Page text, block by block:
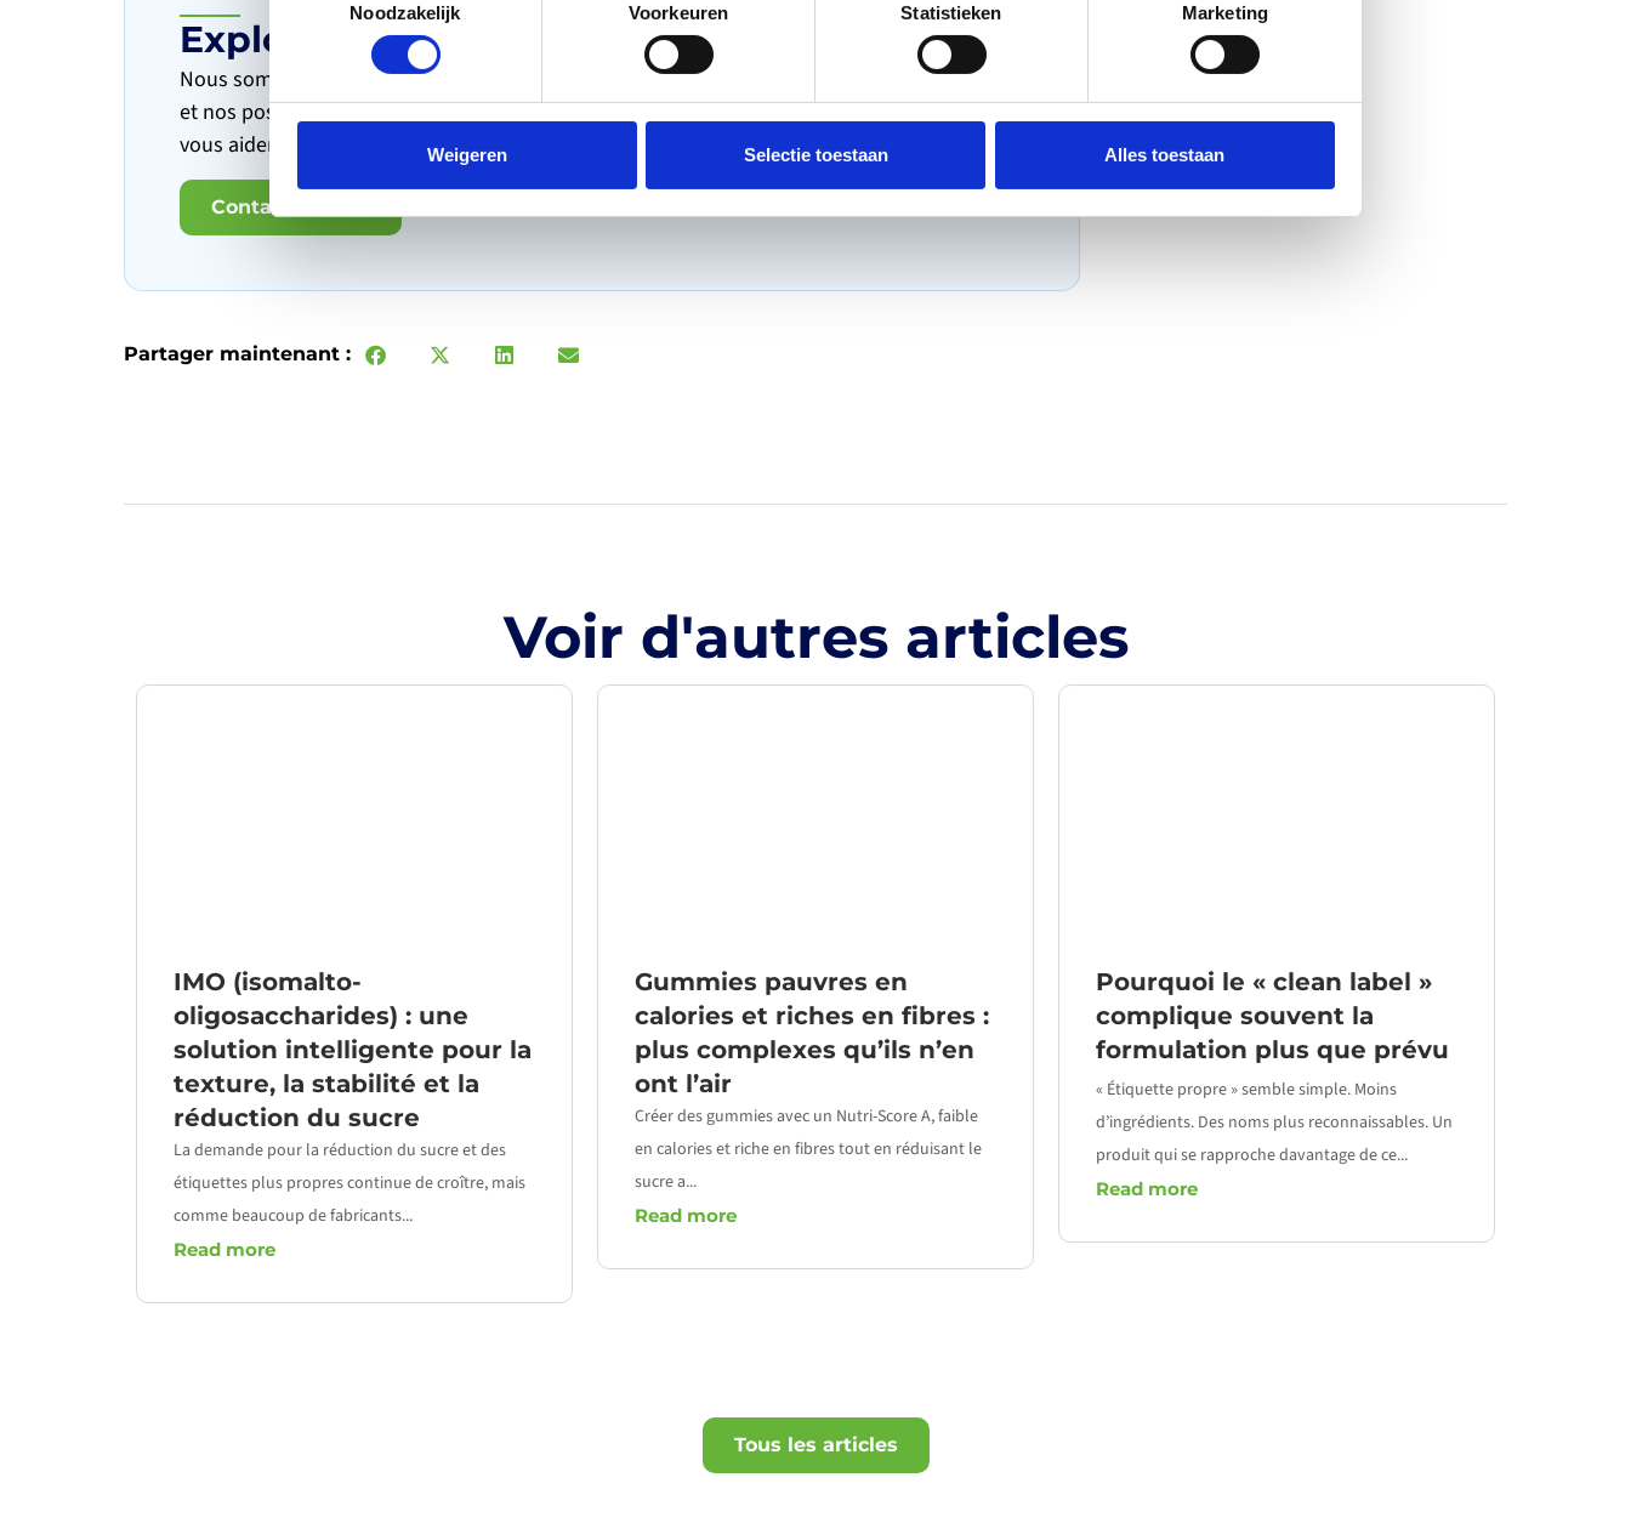
Noodzakelijk
Voorkeuren Statistieken Marketing
Weigeren Selectie toestaan Alles toestaan
Explorons les possibilités
Nous sommes là pour vous fournir des conseils d’experts sur nos ingrédients, nos solutions
et nos possibilités de partenariat. N’hésitez pas à nous contacter, notre équipe est prête à
vous aider.
Contactez nous
Partager maintenant :
Voir d'autres articles
IMO (isomalto-
oligosaccharides) : une
solution intelligente pour la
texture, la stabilité et la
réduction du sucre
La demande pour la réduction du sucre et des
étiquettes plus propres continue de croître, mais
comme beaucoup de fabricants...
Read more
Gummies pauvres en
calories et riches en fibres :
plus complexes qu’ils n’en
ont l’air
Créer des gummies avec un Nutri-Score A, faible
en calories et riche en fibres tout en réduisant le
sucre a...
Read more
Pourquoi le « clean label »
complique souvent la
formulation plus que prévu
« Étiquette propre » semble simple. Moins
d’ingrédients. Des noms plus reconnaissables. Un
produit qui se rapproche davantage de ce...
Read more
Tous les articles